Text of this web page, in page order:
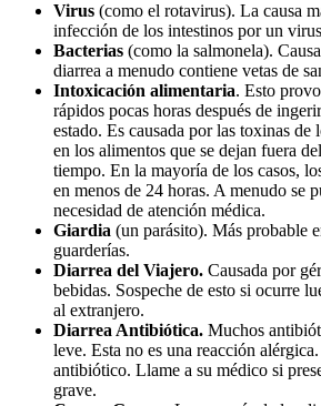
Virus (como el rotavirus). La causa
infección de los intestinos por un
Bacterias (como la salmonela).
diarrea a menudo contiene vetas de
Intoxicación alimentaria. Esto
rápidos pocas horas después de
estado. Es causada por las toxinas de
en los alimentos que se dejan fuera
tiempo. En la mayoría de los casos,
en menos de 24 horas. A menudo se
necesidad de atención médica.
Giardia (un parásito). Más probable
guarderías.
Diarrea del Viajero. Causada por
bebidas. Sospeche de esto si ocurre
al extranjero.
Diarrea Antibiótica. Muchos
leve. Esta no es una reacción
antibiótico. Llame a su médico si
grave.